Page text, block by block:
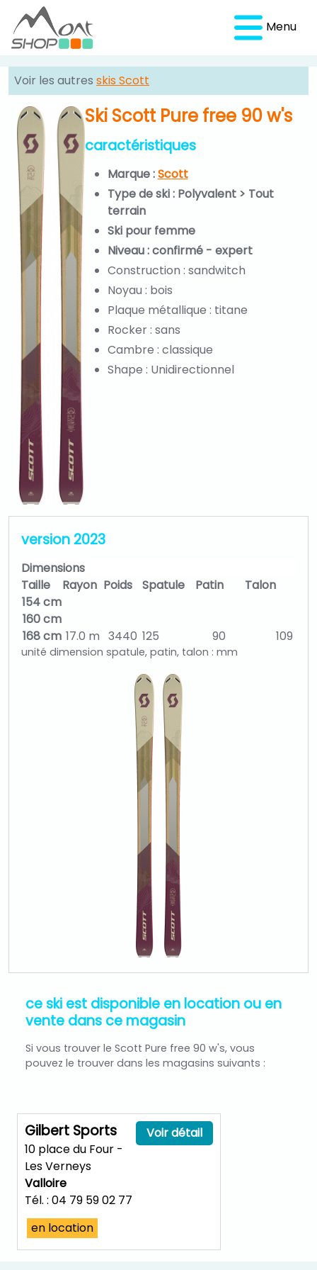
Menu
Voir les autres skis Scott
Ski Scott Pure free 90 w's
caractéristiques
Marque :Scott
Type de ski : Polyvalent > Tout
terrain
Ski pour femme
Niveau : confirmé - expert
Construction : sandwitch
Noyau : bois
Plaque métallique : titane
Rocker : sans
Cambre : classique
Shape : Unidirectionnel
version 2023
Dimensions
Taille
Rayon Poids Spatule Patin
Talon
154 cm
160 cm
168 cm 17.0 m 3440 125 90 109
unité dimension spatule, patin, talon : mm
ce ski est disponible en location ou en
vente dans ce magasin
Si vous trouver le Scott Pure free 90 w's, vous
pouvez le trouver dans les magasins suivants :
Voir détail
Gilbert Sports
10 place du Four -
Les Verneys
Valloire
Tél. : 04 79 59 02 77
en location